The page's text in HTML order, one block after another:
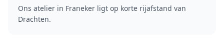
Ons atelier in Franeker ligt op korte rijafstand van
Drachten.